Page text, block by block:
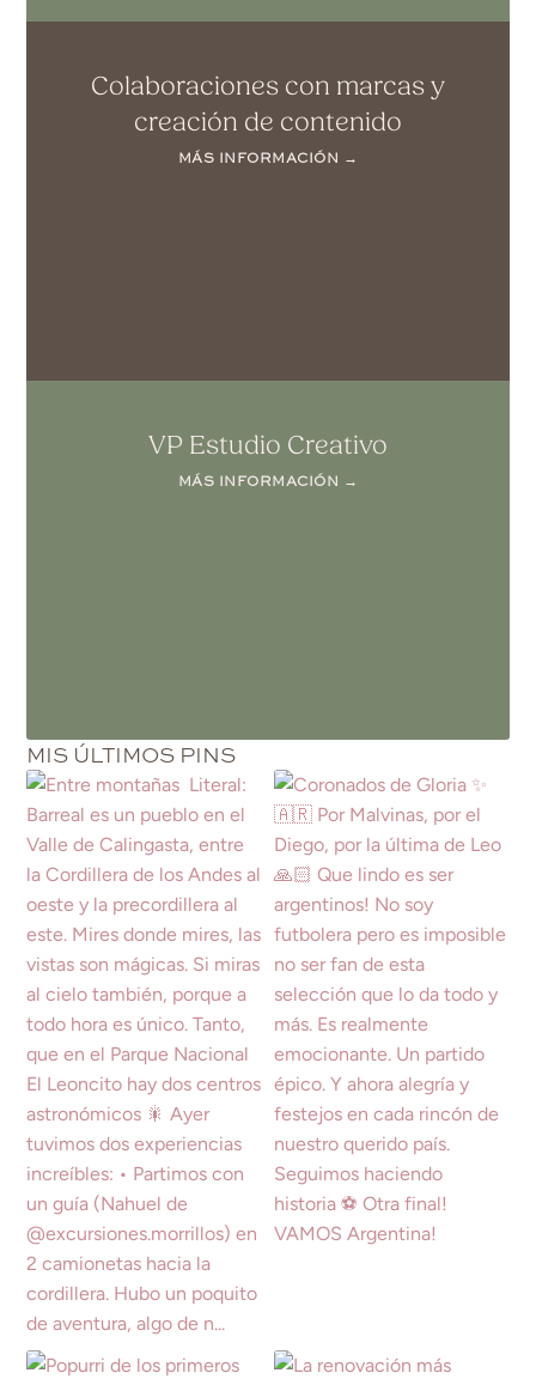
Colaboraciones con marcas y
creación de contenido
MÁS INFORMACIÓN →
VP Estudio Creativo
MÁS INFORMACIÓN →
MIS ÚLTIMOS PINS